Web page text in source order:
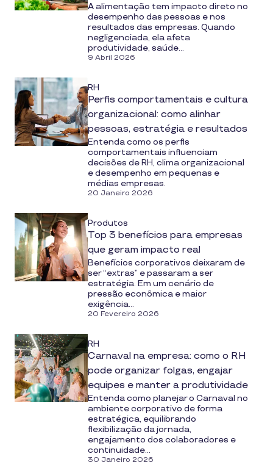
A alimentação tem impacto direto no
desempenho das pessoas e nos
resultados das empresas. Quando
negligenciada, ela afeta
produtividade, saúde...
9 Abril 2026
RH
Perfis comportamentais e cultura
organizacional: como alinhar
pessoas, estratégia e resultados
Entenda como os perfis
comportamentais influenciam
decisões de RH, clima organizacional
e desempenho em pequenas e
médias empresas.
20 Janeiro 2026
Produtos
Top 3 benefícios para empresas
que geram impacto real
Benefícios corporativos deixaram de
ser “extras” e passaram a ser
estratégia. Em um cenário de
pressão econômica e maior
exigência...
20 Fevereiro 2026
RH
Carnaval na empresa: como o RH
pode organizar folgas, engajar
equipes e manter a produtividade
Entenda como planejar o Carnaval no
ambiente corporativo de forma
estratégica, equilibrando
flexibilização da jornada,
engajamento dos colaboradores e
continuidade...
30 Janeiro 2026